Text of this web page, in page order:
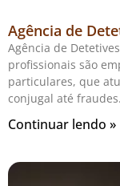
Agência de
Agência de
profissionais são
particulares, que
conjugal até fraudes
Continuar lendo »